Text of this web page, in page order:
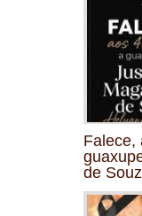
Falece,
de